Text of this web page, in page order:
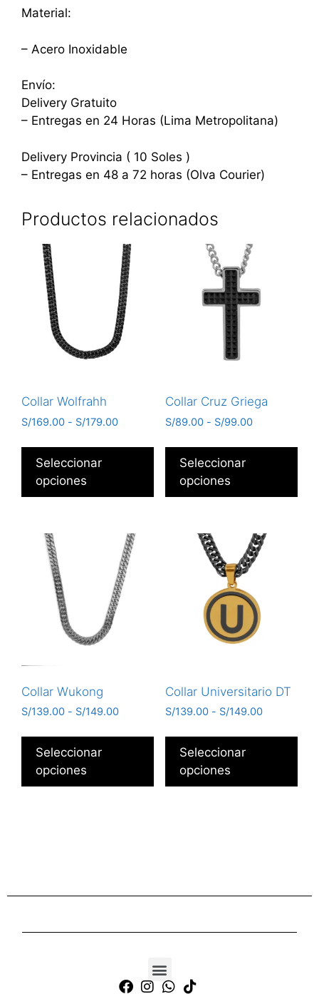
Material:
– Acero Inoxidable
Envío:
Delivery Gratuito
– Entregas en 24 Horas (Lima Metropolitana)
Delivery Provincia ( 10 Soles )
– Entregas en 48 a 72 horas (Olva Courier)
Productos relacionados
Collar Wolfrahh
S/169.00 - S/179.00
Seleccionar
opciones
Collar Cruz Griega
S/89.00 - S/99.00
Seleccionar
opciones
Collar Wukong
S/139.00 - S/149.00
Seleccionar
opciones
Collar Universitario DT
S/139.00 - S/149.00
Seleccionar
opciones